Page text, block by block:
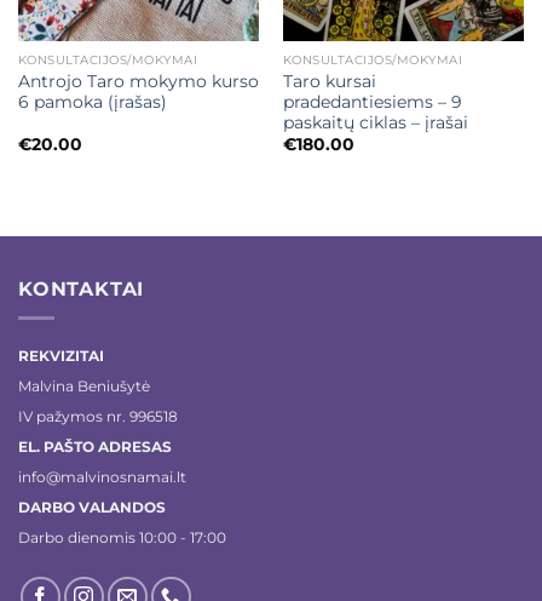
KONSULTACIJOS/MOKYMAI
Antrojo Taro mokymo kurso
6 pamoka (įrašas)
€20.00
KONSULTACIJOS/MOKYMAI
Taro kursai
pradedantiesiems – 9
paskaitų ciklas – įrašai
€180.00
KONTAKTAI
REKVIZITAI
Malvina Beniušytė
IV pažymos nr. 996518
EL. PAŠTO ADRESAS
info@malvinosnamai.lt
DARBO VALANDOS
Darbo dienomis 10:00 - 17:00